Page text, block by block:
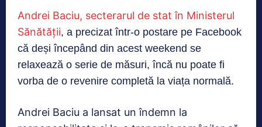
Andrei Baciu, secterarul de stat în Ministerul
Sănătății, a precizat într-o postare pe Facebook
că deși începând din acest weekend se
relaxează o serie de măsuri, încă nu poate fi
vorba de o revenire completă la viața normală.
Andrei Baciu a lansat un îndemn la